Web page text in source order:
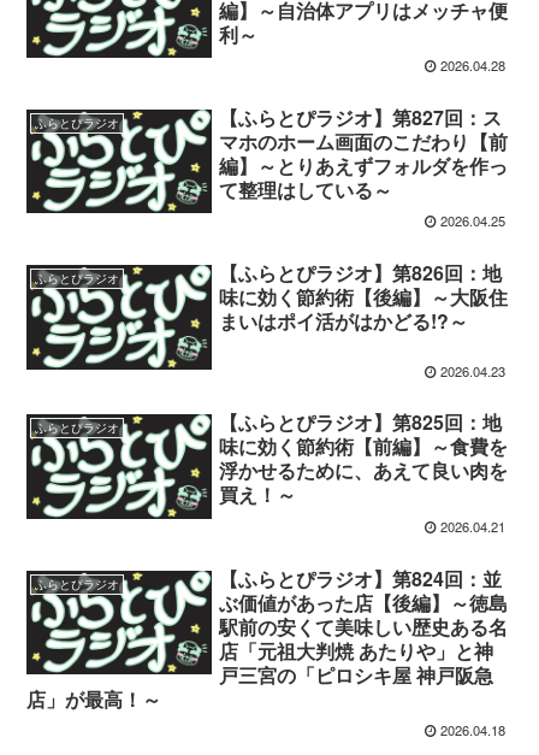
編】～自治体アプリはメッチャ便
利～
2026.04.28
ふらとぴラジオ
【ふらとぴラジオ】第827回：ス
マホのホーム画面のこだわり【前
編】～とりあえずフォルダを作っ
て整理はしている～
2026.04.25
ふらとぴラジオ
【ふらとぴラジオ】第826回：地
味に効く節約術【後編】～大阪住
まいはポイ活がはかどる!?～
2026.04.23
ふらとぴラジオ
【ふらとぴラジオ】第825回：地
味に効く節約術【前編】～食費を
浮かせるために、あえて良い肉を
買え！～
2026.04.21
ふらとぴラジオ
【ふらとぴラジオ】第824回：並
ぶ価値があった店【後編】～徳島
駅前の安くて美味しい歴史ある名
店「元祖大判焼 あたりや」と神
戸三宮の「ピロシキ屋 神戸阪急
店」が最高！～
2026.04.18